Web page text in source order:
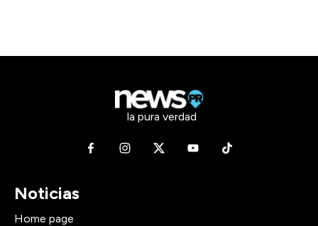
la pura verdad
Noticias
Home page